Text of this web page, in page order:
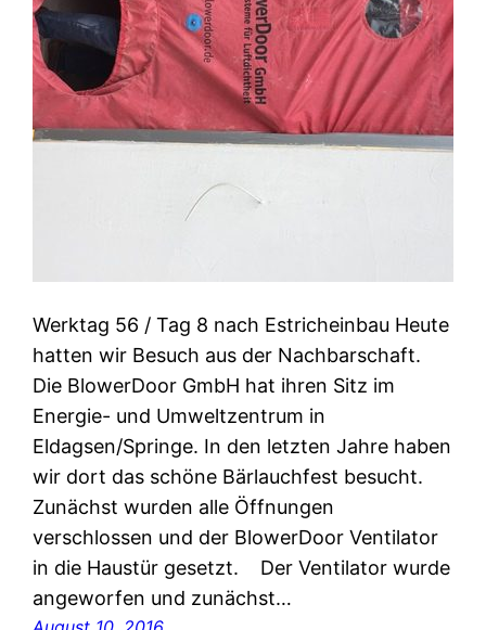
Werktag 56 / Tag 8 nach Estricheinbau Heute
hatten wir Besuch aus der Nachbarschaft.
Die BlowerDoor GmbH hat ihren Sitz im
Energie- und Umweltzentrum in
Eldagsen/Springe. In den letzten Jahre haben
wir dort das schöne Bärlauchfest besucht.
Zunächst wurden alle Öffnungen
verschlossen und der BlowerDoor Ventilator
in die Haustür gesetzt. Der Ventilator wurde
angeworfen und zunächst…